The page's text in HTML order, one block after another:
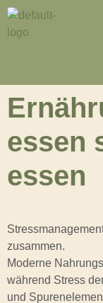
essen
essen
zusammen.
Moderne
während Stress
und